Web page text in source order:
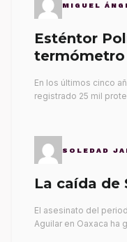
MIGUEL
Esténtor
termómetro
En los últimos cinco
registrado 25 mil
SOLEDAD
La caída de
El asesinato del
Aguilar en Oaxaca ha